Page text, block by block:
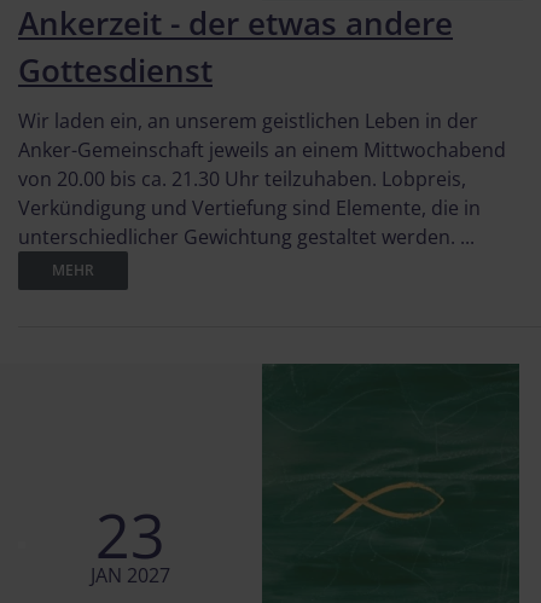
Ankerzeit - der etwas andere
Gottesdienst
Wir laden ein, an unserem geistlichen Leben in der
Anker-Gemeinschaft jeweils an einem Mittwochabend
von 20.00 bis ca. 21.30 Uhr teilzuhaben. Lobpreis,
Verkündigung und Vertiefung sind Elemente, die in
unterschiedlicher Gewichtung gestaltet werden. ...
MEHR
23
JAN 2027